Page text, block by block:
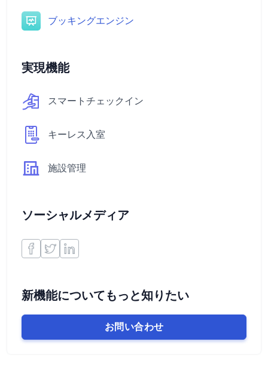
ブッキングエンジン
実現機能
スマートチェックイン
キーレス入室
施設管理
ソーシャルメディア
新機能についてもっと知りたい
お問い合わせ